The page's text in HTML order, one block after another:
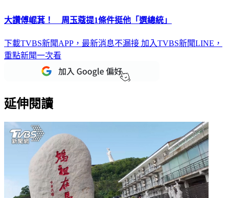
大讚傅崐萁！ 周玉蔻提1條件挺他「選總統」
下載TVBS新聞APP，最新消息不漏接 加入TVBS新聞LINE，
重點新聞一次看
延伸閱讀